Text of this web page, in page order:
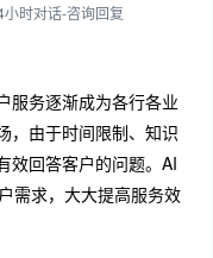
时对话-咨询回复
服务逐渐成为各行各业
，由于时间限制、知识
效回答客户的问题。AI
需求，大大提高服务效